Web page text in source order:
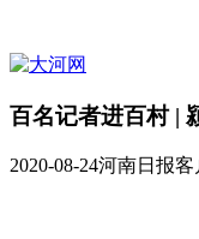
百名记者进百村 |
2020-08-24河南日报客